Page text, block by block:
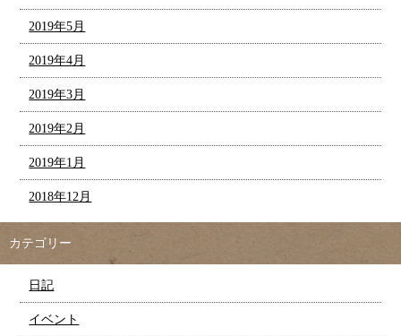
2019年5月
2019年4月
2019年3月
2019年2月
2019年1月
2018年12月
カテゴリー
日記
イベント